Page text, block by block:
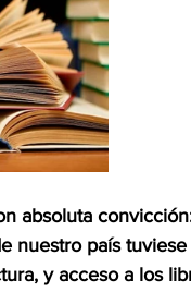
absoluta
nuestro país
y acceso a los